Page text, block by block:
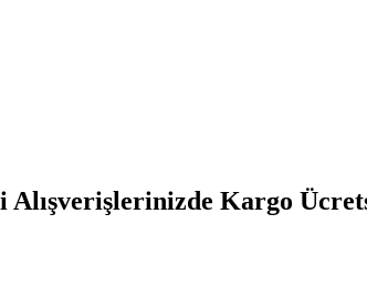
Alışverişlerinizde Kargo